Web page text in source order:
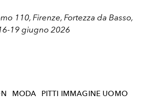
110, Firenze, Fortezza da Basso,
19 giugno 2026
MODA
PITTI IMMAGINE UOMO